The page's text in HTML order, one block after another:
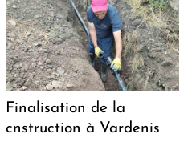
Finalisation de la
cnstruction à Vardenis